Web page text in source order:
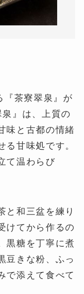
『茶寮翠泉』が
』は、上質の
味と古都の情緒
る甘味処です。
て温わらび
と和三盆を練り
けてから作るの
黒糖を丁寧に煮
豆きな粉、ふっ
で添えて食べて